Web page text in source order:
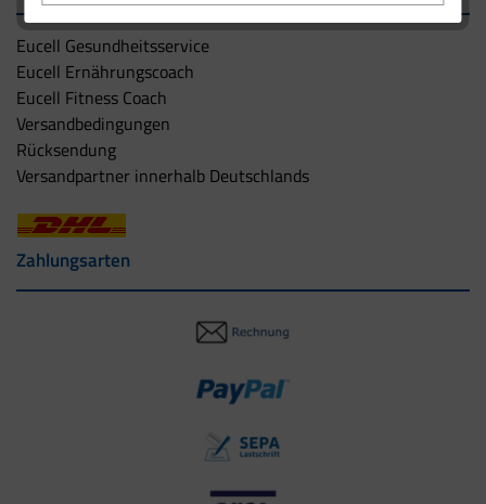
Eucell Gesundheitsservice
Eucell Ernährungscoach
Eucell Fitness Coach
Versandbedingungen
Rücksendung
Versandpartner innerhalb Deutschlands
Zahlungsarten